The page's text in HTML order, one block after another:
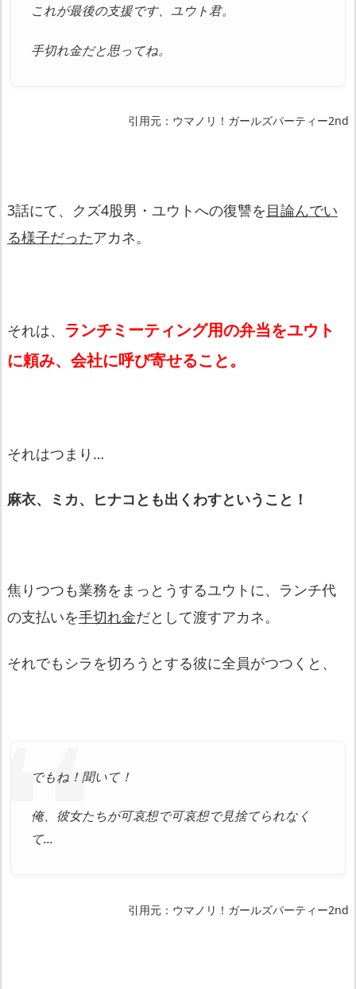
これが最後の支援です、ユウト君。
手切れ金だと思ってね。
引用元：ウマノリ！ガールズパーティー2nd
3話にて、クズ4股男・ユウトへの復讐を目論んでい
る様子だったアカネ。
それは、 ランチミーティング用の弁当をユウト
に頼み、会社に呼び寄せること。
それはつまり…
麻衣、ミカ、ヒナコとも出くわすということ！
焦りつつも業務をまっとうするユウトに、ランチ代
の支払いを手切れ金だとして渡すアカネ。
それでもシラを切ろうとする彼に全員がつつくと、
でもね！聞いて！
俺、彼女たちが可哀想で可哀想で見捨てられなく
て…
引用元：ウマノリ！ガールズパーティー2nd